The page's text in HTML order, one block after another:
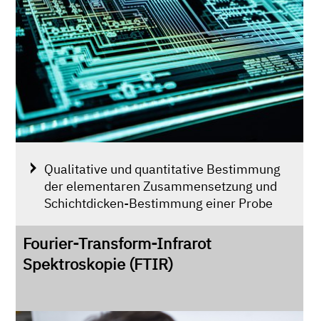
Qualitative und quantitative Bestimmung
der elementaren Zusammensetzung und
Schichtdicken-Bestimmung einer Probe
Fourier-Transform-Infrarot
Spektroskopie (FTIR)